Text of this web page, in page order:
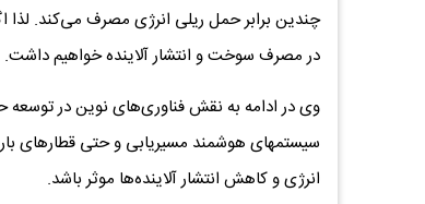
در مصرف سوخت و انتشار آلاینده خواهیم داشت.
وی در ادامه به نقش فناوری‌های نوین در توسعه
سیستمهای هوشمند مسیر‌یابی و حتی قطارهای
انرژی و کاهش انتشار آلاینده‌ها موثر باشد.